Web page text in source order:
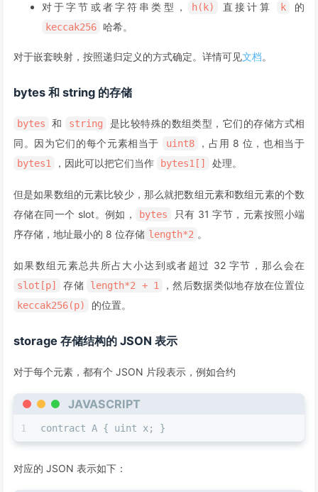
对于字节或者字符串类型，
h(k) 直接计算 k 的
keccak256 哈希。
对于嵌套映射，按照递归定义的方式确定。详情可见文档。
bytes 和 string 的存储
bytes 和 string
是比较特殊的数组类型，它们的存储方式相
同。因为它们的每个元素相当于
uint8 ，占用 8 位，也相当于
bytes1 ，因此可以把它们当作 bytes1[] 处理。
但是如果数组的元素比较少，那么就把数组元素和数组元素的个数
存储在同一个 slot。例如，
bytes
只有 31 字节，元素按照小端
序存储，地址最小的 8 位存储 length*2 。
如果数组元素总共所占大小达到或者超过 32 字节，那么会在
slot[p] 存储 length*2 + 1 ，然后数据类似地存放在位置位
keccak256(p) 的位置。
storage 存储结构的 JSON 表示
对于每个元素，都有个 JSON 片段表示，例如合约
JAVASCRIPT
1 contract A { uint x; }
对应的 JSON 表示如下：